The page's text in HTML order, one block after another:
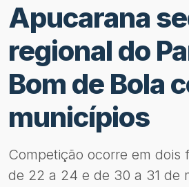
Apucarana
regional do
Bom de Bola
municípios
Competição ocorre em dois
de 22 a 24 e de 30 a 31 de